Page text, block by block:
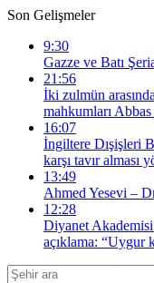
Son Gelişmeler
9:30
Gazze ve Batı
21:56
İki zulmün
mahkumları
16:07
İngiltere Dışişleri
karşı tavır alması
13:49
Ahmed Yesevi –
12:28
Diyanet Akademisi
açıklama: “Uygur